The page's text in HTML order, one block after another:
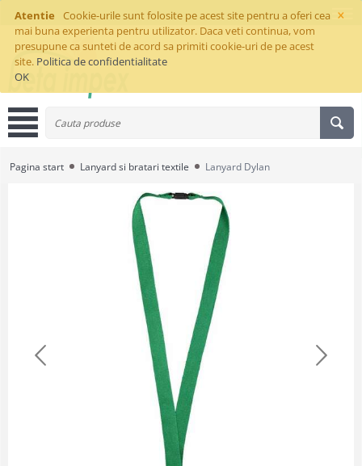
×
Atentie
Cookie-urile sunt folosite pe acest site pentru a oferi cea
mai buna experienta pentru utilizator. Daca veti continua, vom
presupune ca sunteti de acord sa primiti cookie-uri de pe acest
site. Politica de confidentialitate
OK
Pagina start Lanyard si bratari textile Lanyard Dylan